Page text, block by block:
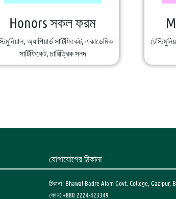
Honors সকল ফরম
অ্যাপিয়ার্ড সার্টিফিকেট, একাডেমিক
সার্টিফিকেট, চারিত্রিক সনদ
যোগাযোগের ঠিকানা
ঠিকানা: Bhawal Badre Alam Govt. College, Gazipur,
ফোন: +880 2224-423349